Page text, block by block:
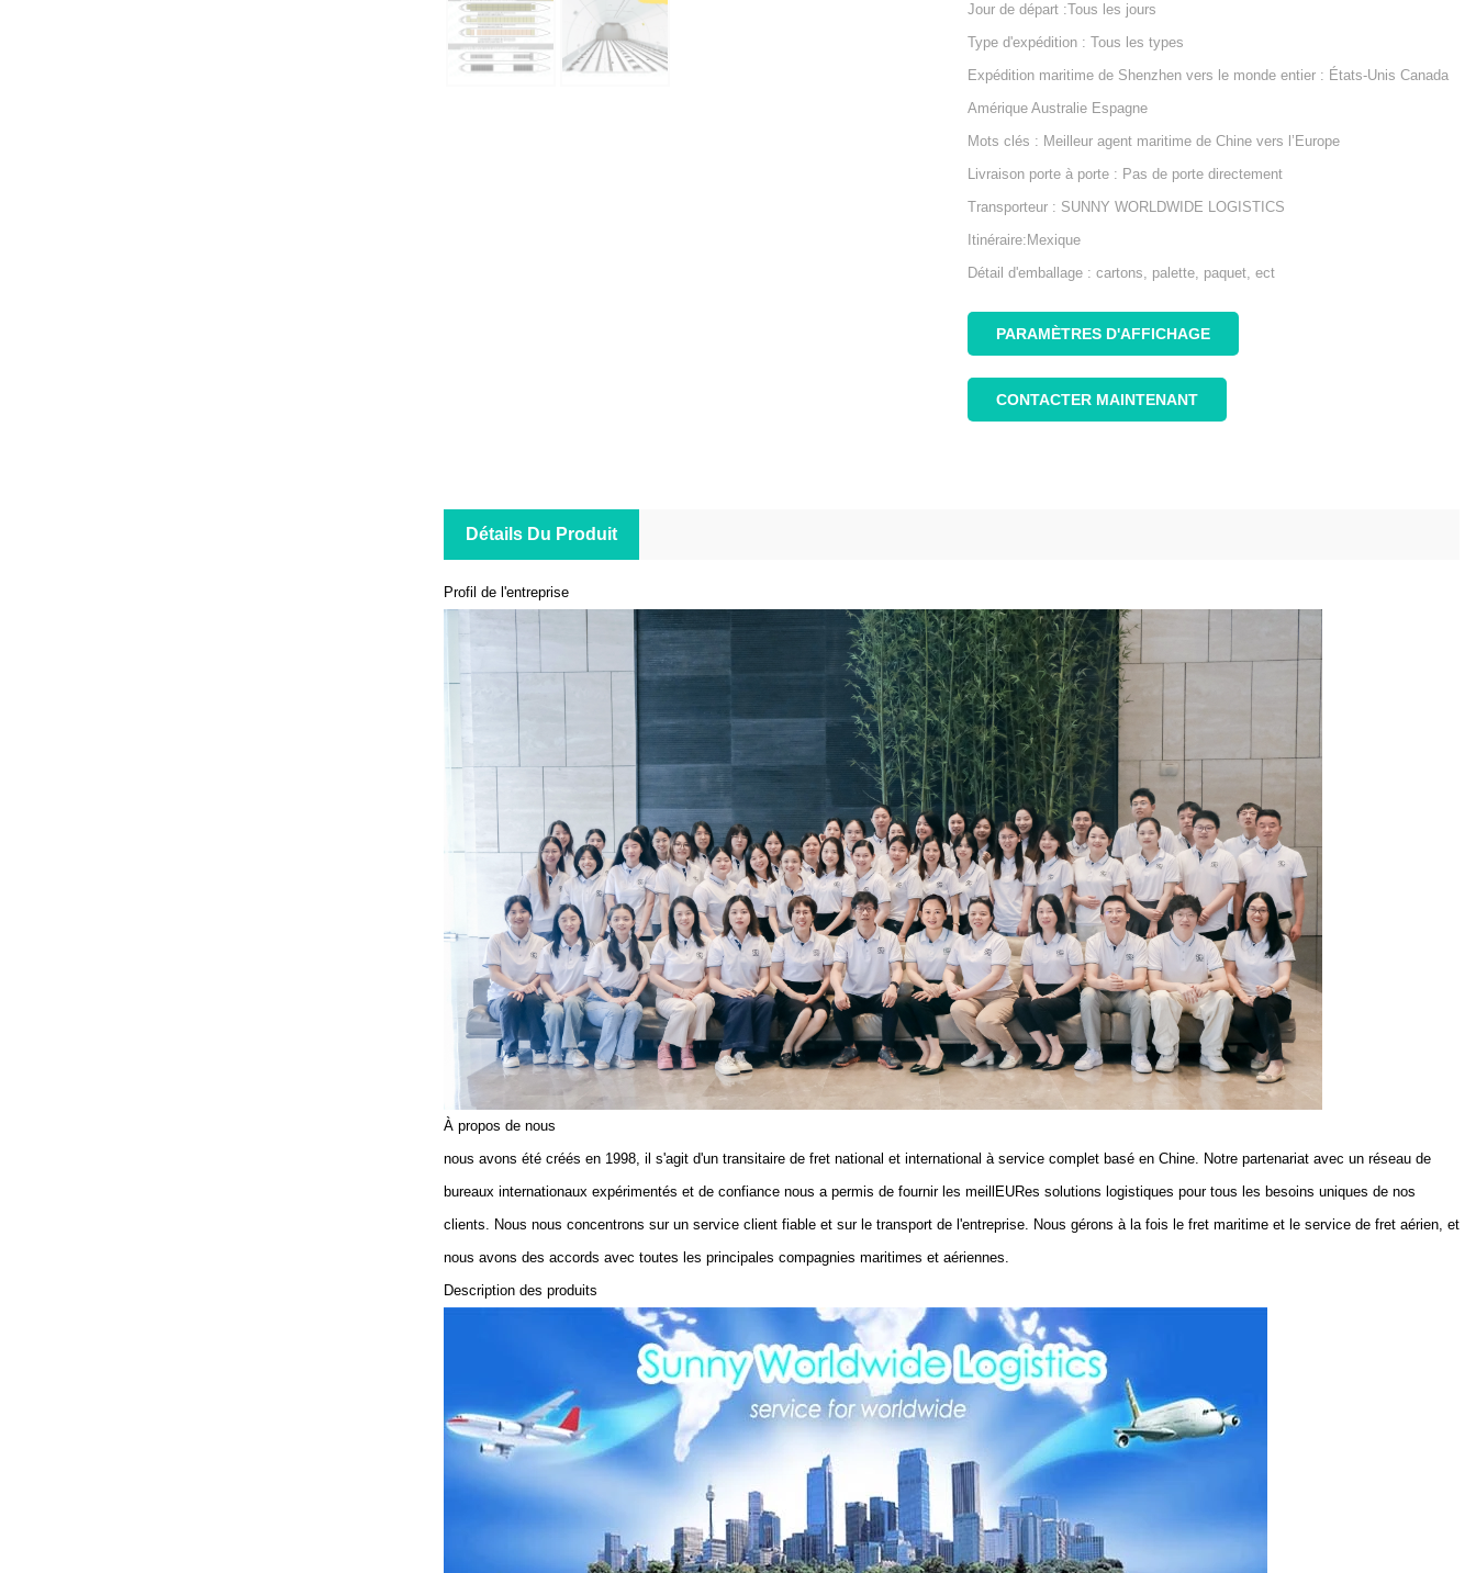
Jour de départ :Tous les jours
Type d'expédition : Tous les types
Expédition maritime de Shenzhen vers le monde entier : États-Unis Canada
Amérique Australie Espagne
Mots clés : Meilleur agent maritime de Chine vers l’Europe
Livraison porte à porte : Pas de porte directement
Transporteur : SUNNY WORLDWIDE LOGISTICS
Itinéraire:Mexique
Détail d'emballage : cartons, palette, paquet, ect
PARAMÈTRES D'AFFICHAGE
CONTACTER MAINTENANT
Détails Du Produit
Profil de l'entreprise
À propos de nous
nous avons été créés en 1998, il s'agit d'un transitaire de fret national et international à service complet basé en Chine. Notre partenariat avec un réseau de
bureaux internationaux expérimentés et de confiance nous a permis de fournir les meillEURes solutions logistiques pour tous les besoins uniques de nos
clients. Nous nous concentrons sur un service client fiable et sur le transport de l'entreprise. Nous gérons à la fois le fret maritime et le service de fret aérien, et
nous avons des accords avec toutes les principales compagnies maritimes et aériennes.
Description des produits